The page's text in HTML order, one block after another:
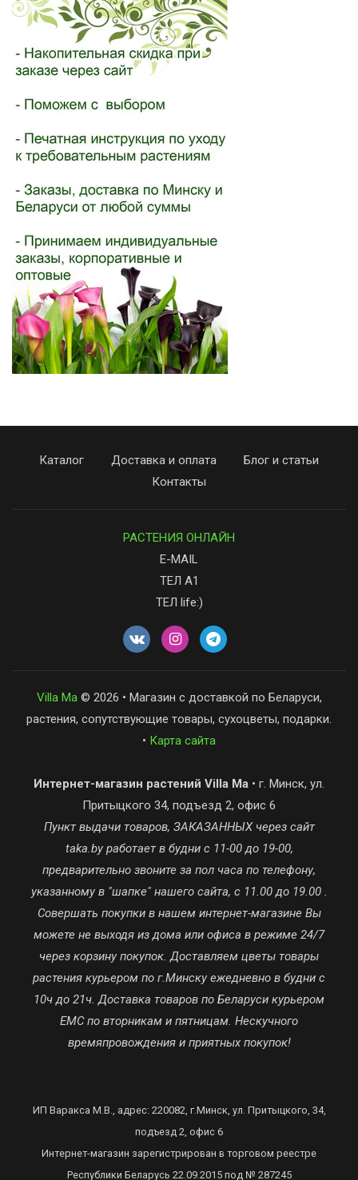
Каталог Доставка и оплата
Блог и статьи
Контакты
РАСТЕНИЯ ОНЛАЙН
E-MAIL
ТЕЛ А1
ТЕЛ life:)
Villa Ma© 2026 • Магазин с доставкой по Беларуси,
растения, сопутствующие товары, сухоцветы, подарки.
• Карта сайта
Интернет-магазин растений Villa Ma • г. Минск, ул.
Притыцкого 34, подъезд 2, офис 6
Пункт выдачи товаров, ЗАКАЗАННЫХ через сайт
taka.by работает в будни с 11-00 до 19-00,
предварительно звоните за пол часа по телефону,
указанному в "шапке" нашего сайта, с 11.00 до 19.00 .
Совершать покупки в нашем интернет-магазине Вы
можете не выходя из дома или офиса в режиме 24/7
через корзину покупок. Доставляем цветы товары
растения курьером по г.Минску ежедневно в будни с
10ч до 21ч. Доставка товаров по Беларуси курьером
ЕМС по вторникам и пятницам. Нескучного
времяпровождения и приятных покупок!
ИП Варакса М.В., адрес: 220082, г.Минск, ул. Притыцкого, 34,
подъезд 2, офис 6
Интернет-магазин зарегистрирован в торговом реестре
Республики Беларусь 22.09.2015 под № 287245